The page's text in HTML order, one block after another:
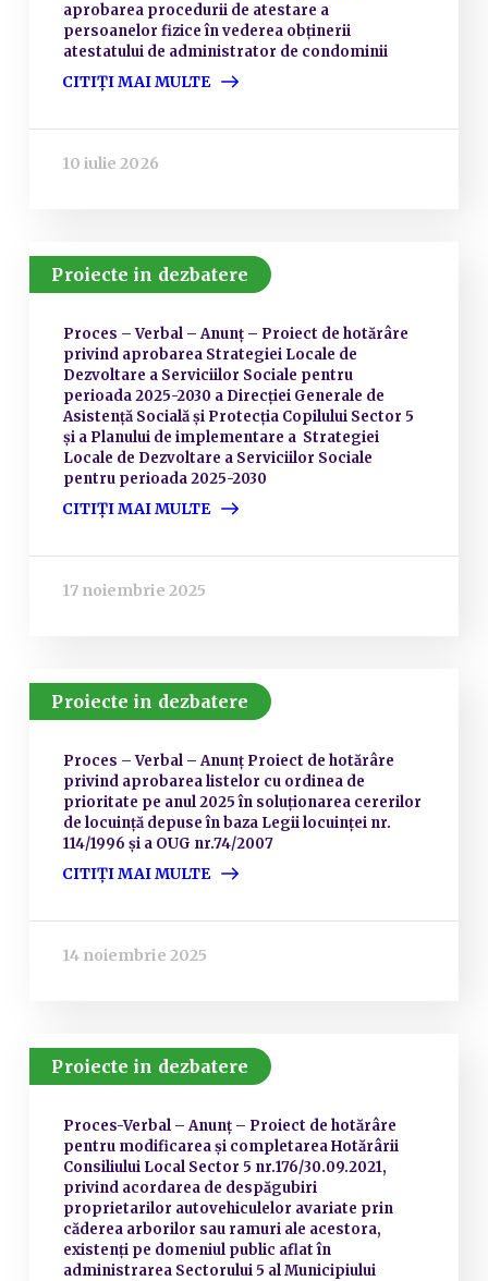
aprobarea procedurii de atestare a
persoanelor fizice în vederea obținerii
atestatului de administrator de condominii
CITIȚI MAI MULTE
10 iulie 2026
Proiecte in dezbatere
Proces – Verbal – Anunț – Proiect de hotărâre
privind aprobarea Strategiei Locale de
Dezvoltare a Serviciilor Sociale pentru
perioada 2025-2030 a Direcției Generale de
Asistență Socială și Protecția Copilului Sector 5
și a Planului de implementare a Strategiei
Locale de Dezvoltare a Serviciilor Sociale
pentru perioada 2025-2030
CITIȚI MAI MULTE
17 noiembrie 2025
Proiecte in dezbatere
Proces – Verbal – Anunț Proiect de hotărâre
privind aprobarea listelor cu ordinea de
prioritate pe anul 2025 în soluționarea cererilor
de locuință depuse în baza Legii locuinței nr.
114/1996 și a OUG nr.74/2007
CITIȚI MAI MULTE
14 noiembrie 2025
Proiecte in dezbatere
Proces-Verbal – Anunț – Proiect de hotărâre
pentru modificarea și completarea Hotărârii
Consiliului Local Sector 5 nr.176/30.09.2021,
privind acordarea de despăgubiri
proprietarilor autovehiculelor avariate prin
căderea arborilor sau ramuri ale acestora,
existenți pe domeniul public aflat în
administrarea Sectorului 5 al Municipiului